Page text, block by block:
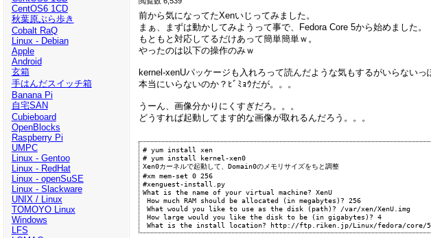
CentOS6 1CD
秋葉原ぶら歩き
Cobalt RaQ
Linux - Debian
Apple
Android
玄箱
手はんだスイッチ箱
Banana Pi
自宅SAN
Cubieboard
OpenBlocks
Raspberry Pi
UMPC
Linux - Gentoo
Linux - RedHat
Linux - openSuSE
Linux - Slackware
UNIX / Linux
TOMOYO Linux
Windows
LFS
前から気になってたXenいじってみました。
まぁ、まずは動かしてみようって事で、Fedora Core 5から始めました。
もともと対応してるだけあって簡単簡単ｗ。
やったのは以下の操作のみｗ
kernel-xenUパッケージも入れろって読んだような気もするがいらないっ
本当にいらないのか？ﾋﾞﾐｮｳだが。。。
うーん、画像分かりにくすぎだろ。。。
どうすれば起動してます的な画像が取れるんだろう。。。
# yum install xen
# yum install kernel-xen0
Xen0カーネルで起動して、Domain0のメモリサイズをちと調整
#xm mem-set 0 256
#xenguest-install.py
What is the name of your virtual machine? XenU